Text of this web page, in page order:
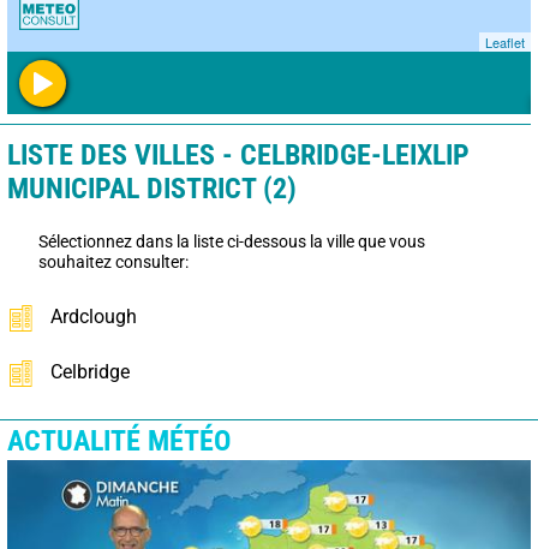
Leaflet
LISTE DES VILLES - CELBRIDGE-LEIXLIP
MUNICIPAL DISTRICT (2)
Sélectionnez dans la liste ci-dessous la ville que vous
souhaitez consulter:
Ardclough
Celbridge
ACTUALITÉ MÉTÉO